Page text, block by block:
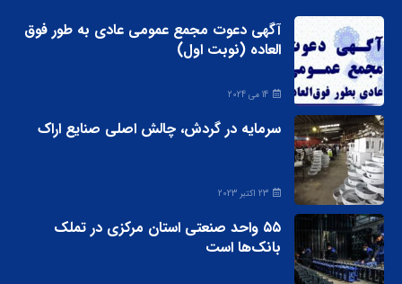
آگهی دعوت مجمع عمومی عادی به طور فوق
العاده (نوبت اول)
14 می 2024
سرمایه در گردش، چالش اصلی صنایع اراک
23 اکتبر 2023
۵۵ واحد صنعتی استان مرکزی در تملک
بانک‌ها است